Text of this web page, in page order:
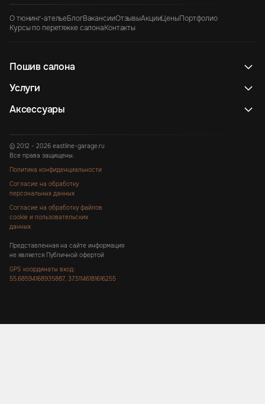
О тюнинг-ательеБлогВакансииОтзывыАкцииЦеныПортфолио
Курсы по перетяжке салонаКонтакты
Пошив салона
Услуги
Аксессуары
© 2012 - 2026 eastline-garage.ru
Все права защищены.
Политика конфиденциальности
Согласие на обработку
персональных данных
Согласие на обработку файлов
cookie и пользовательских
данных
Представленная на сайте информация
не является Публичной офертой
GPS координаты вход:
55.68594168935887, 37.51146181616255